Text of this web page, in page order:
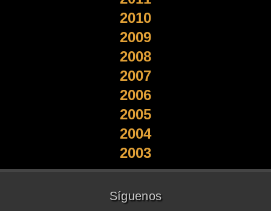
2010
2009
2008
2007
2006
2005
2004
2003
Síguenos